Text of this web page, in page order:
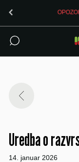
OPOZORILO
Uredba o
14. januar 2026